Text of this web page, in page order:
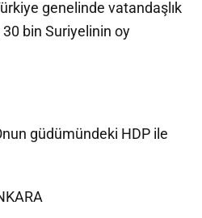
genelinde vatandaşlık
30 bin Suriyelinin oy
güdümündeki HDP ile